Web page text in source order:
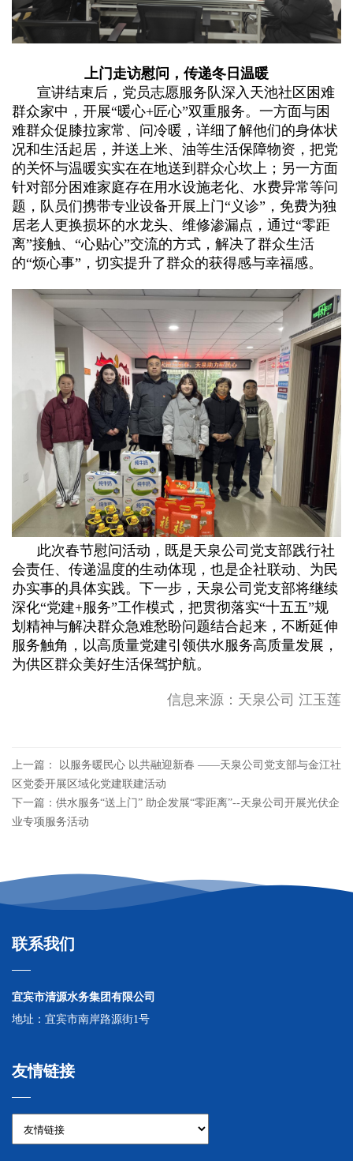
上门走访慰问，传递冬日温暖
宣讲结束后，党员志愿服务队深入天池社区困难
群众家中，开展“暖心+匠心”双重服务。一方面与困
难群众促膝拉家常、问冷暖，详细了解他们的身体状
况和生活起居，并送上米、油等生活保障物资，把党
的关怀与温暖实实在在地送到群众心坎上；另一方面
针对部分困难家庭存在用水设施老化、水费异常等问
题，队员们携带专业设备开展上门“义诊”，免费为独
居老人更换损坏的水龙头、维修渗漏点，通过“零距
离”接触、“心贴心”交流的方式，解决了群众生活
的“烦心事”，切实提升了群众的获得感与幸福感。
此次春节慰问活动，既是天泉公司党支部践行社
会责任、传递温度的生动体现，也是企社联动、为民
办实事的具体实践。下一步，天泉公司党支部将继续
深化“党建+服务”工作模式，把贯彻落实“十五五”规
划精神与解决群众急难愁盼问题结合起来，不断延伸
服务触角，以高质量党建引领供水服务高质量发展，
为供区群众美好生活保驾护航。
信息来源：天泉公司 江玉莲
上一篇： 以服务暖民心 以共融迎新春 ——天泉公司党支部与金江社
区党委开展区域化党建联建活动
下一篇：供水服务“送上门” 助企发展“零距离”--天泉公司开展光伏企
业专项服务活动
联系我们
宜宾市清源水务集团有限公司
地址：宜宾市南岸路源街1号
友情链接